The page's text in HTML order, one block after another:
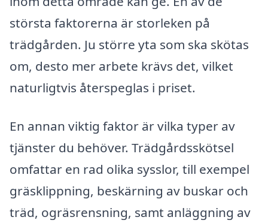
största faktorerna är storleken på
trädgården. Ju större yta som ska skötas
om, desto mer arbete krävs det, vilket
naturligtvis återspeglas i priset.
En annan viktig faktor är vilka typer av
tjänster du behöver. Trädgårdsskötsel
omfattar en rad olika sysslor, till exempel
gräsklippning, beskärning av buskar och
träd, ogräsrensning, samt anläggning av